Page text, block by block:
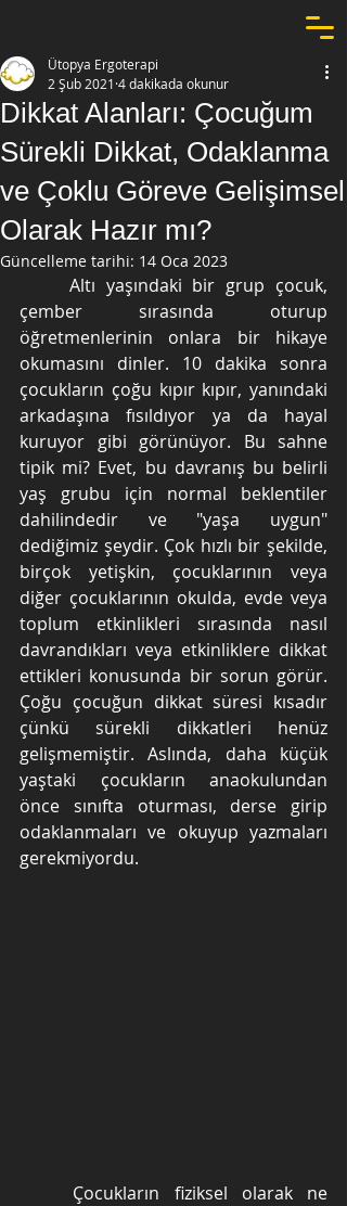
Dikkat Alanları: Çocuğum
Sürekli Dikkat, Odaklanma
ve Çoklu Göreve Gelişimsel
Olarak Hazır mı?
Ütopya Ergoterapi
2 Şub 2021 4 dakikada okunur
Güncelleme tarihi: 14 Oca 2023
çember sırasında oturup
öğretmenlerinin onlara bir hikaye
okumasını dinler. 10 dakika sonra
çocukların çoğu kıpır kıpır, yanındaki
arkadaşına fısıldıyor ya da hayal
kuruyor gibi görünüyor. Bu sahne
tipik mi? Evet, bu davranış bu belirli
yaş grubu için normal beklentiler
dahilindedir ve "yaşa uygun"
dediğimiz şeydir. Çok hızlı bir şekilde,
birçok yetişkin, çocuklarının veya
diğer çocuklarının okulda, evde veya
toplum etkinlikleri sırasında nasıl
davrandıkları veya etkinliklere dikkat
ettikleri konusunda bir sorun görür.
Çoğu çocuğun dikkat süresi kısadır
çünkü sürekli dikkatleri henüz
gelişmemiştir. Aslında, daha küçük
yaştaki çocukların anaokulundan
önce sınıfta oturması, derse girip
odaklanmaları ve okuyup yazmaları
gerekmiyordu.